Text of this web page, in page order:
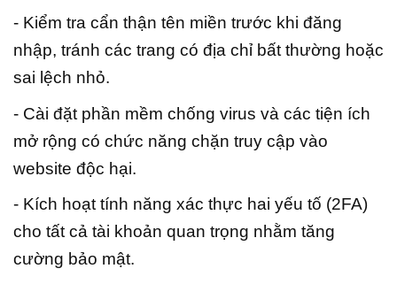
- Kiểm tra cẩn thận tên miền trước khi đăng
nhập, tránh các trang có địa chỉ bất thường hoặc
sai lệch nhỏ.
- Cài đặt phần mềm chống virus và các tiện ích
mở rộng có chức năng chặn truy cập vào
website độc hại.
- Kích hoạt tính năng xác thực hai yếu tố (2FA)
cho tất cả tài khoản quan trọng nhằm tăng
cường bảo mật.